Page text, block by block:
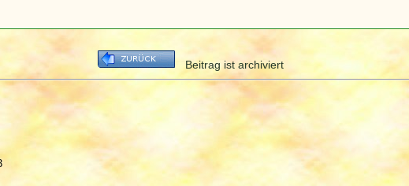
Beitrag ist archiviert